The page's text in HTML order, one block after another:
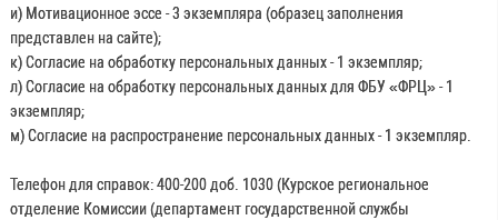
и) Мотивационное эссе - 3 экземпляра (образец заполнения
представлен на сайте);
к) Согласие на обработку персональных данных - 1 экземпляр;
л) Согласие на обработку персональных данных для ФБУ «ФРЦ» - 1
экземпляр;
м) Согласие на распространение персональных данных - 1 экземпляр.
Телефон для справок: 400-200 доб. 1030 (Курское региональное
отделение Комиссии (департамент государственной службы